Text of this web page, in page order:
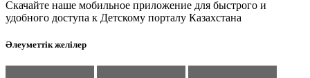
Скачайте наше мобильное приложение для быстрого и
удобного доступа к Детскому порталу Казахстана
Әлеуметтік желілер